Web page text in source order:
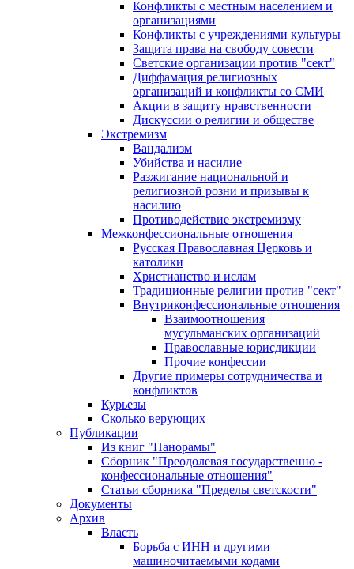
Конфликты с местным населением и
организациями
Конфликты с учреждениями культуры
Защита права на свободу совести
Светские организации против "сект"
Диффамация религиозных
организаций и конфликты со СМИ
Акции в защиту нравственности
Дискуссии о религии и обществе
Экстремизм
Вандализм
Убийства и насилие
Разжигание национальной и
религиозной розни и призывы к
насилию
Противодействие экстремизму
Межконфессиональные отношения
Русская Православная Церковь и
католики
Христианство и ислам
Традиционные религии против "сект"
Внутриконфессиональные отношения
Взаимоотношения
мусульманских организаций
Православные юрисдикции
Прочие конфессии
Другие примеры сотрудничества и
конфликтов
Курьезы
Сколько верующих
Публикации
Из книг "Панорамы"
Сборник "Преодолевая государственно -
конфессиональные отношения"
Статьи сборника "Пределы светскости"
Документы
Архив
Власть
Борьба с ИНН и другими
машиночитаемыми кодами